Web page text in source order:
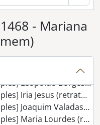
- Mariana
Conceição Franco (retrato de senhora)
(retrato de homem)
Tapum (retrato de homem)
Jesus (retrato de homem)
Martins (retrato de senhora)
Dias Caeiro (retrato de homem)
Borges Barreto (retrato de homem)
Jesus (retrato de homem)
Valadas (retrato de homem)
Lourdes (retrato de senhora)